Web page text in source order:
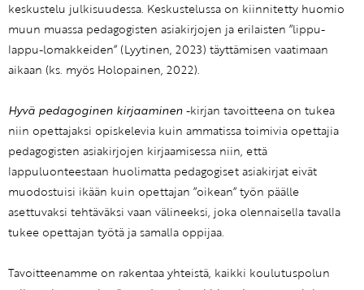
keskustelu julkisuudessa. Keskustelussa on kiinnitetty huomio
muun muassa pedagogisten asiakirjojen ja erilaisten ”lippu-
lappu-lomakkeiden” (Lyytinen, 2023) täyttämisen vaatimaan
aikaan (ks. myös Holopainen, 2022).
Hyvä pedagoginen kirjaaminen -kirjan tavoitteena on tukea
niin opettajaksi opiskelevia kuin ammatissa toimivia opettajia
pedagogisten asiakirjojen kirjaamisessa niin, että
lappuluonteestaan huolimatta pedagogiset asiakirjat eivät
muodostuisi ikään kuin opettajan ”oikean” työn päälle
asettuvaksi tehtäväksi vaan välineeksi, joka olennaisella tavalla
tukee opettajan työtä ja samalla oppijaa.
Tavoitteenamme on rakentaa yhteistä, kaikki koulutuspolun